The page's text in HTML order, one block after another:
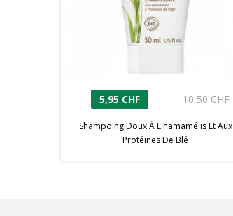
5,95 CHF 10,50 CHF
Shampoing Doux À L'hamamélis Et Aux
Protéines De Blé